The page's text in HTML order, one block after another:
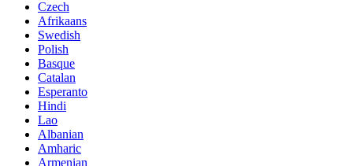
Czech
Afrikaans
Swedish
Polish
Basque
Catalan
Esperanto
Hindi
Lao
Albanian
Amharic
Armenian